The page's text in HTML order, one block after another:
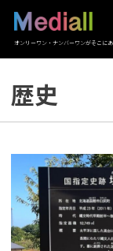
オンリーワン・ナンバーワンがそこに
歴史